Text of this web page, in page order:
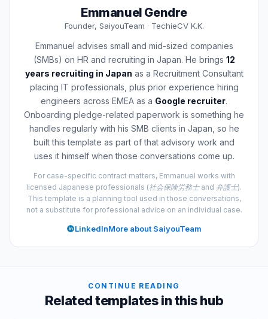
Emmanuel Gendre
Founder, SaiyouTeam · TechieCV K.K.
Emmanuel advises small and mid-sized companies
(SMBs) on HR and recruiting in Japan. He brings 12
years recruiting in Japan as a Recruitment Consultant
placing IT professionals, plus prior experience hiring
engineers across EMEA as a Google recruiter.
Onboarding pledge-related paperwork is something he
handles regularly with his SMB clients in Japan, so he
built this template as part of that advisory work and
uses it himself when those conversations come up.
For case-specific contract matters, Emmanuel works with
licensed Japanese professionals (社会保険労務士 and 弁護士).
This template is a planning tool used in those conversations,
not a substitute for professional advice on an individual case.
LinkedInMore about SaiyouTeam
CONTINUE READING
Related templates in this hub